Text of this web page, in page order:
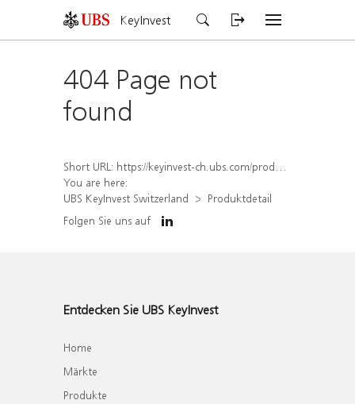
KeyInvest
404 Page not
found
Short URL: https://keyinvest-ch.ubs.com/produkt/detail/index/isin/CH1572310998
You are here:
UBS KeyInvest Switzerland
Produktdetail
Folgen Sie uns auf
Entdecken Sie UBS KeyInvest
Home
Märkte
Produkte